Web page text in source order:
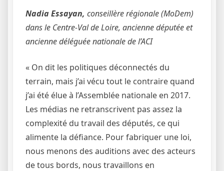
Nadia Essayan, conseillère régionale (MoDem)
dans le Centre-Val de Loire, ancienne députée et
ancienne déléguée nationale de l’ACI
« On dit les politiques déconnectés du
terrain, mais j’ai vécu tout le contraire quand
j’ai été élue à l’Assemblée nationale en 2017.
Les médias ne retranscrivent pas assez la
complexité du travail des députés, ce qui
alimente la défiance. Pour fabriquer une loi,
nous menons des auditions avec des acteurs
de tous bords, nous travaillons en